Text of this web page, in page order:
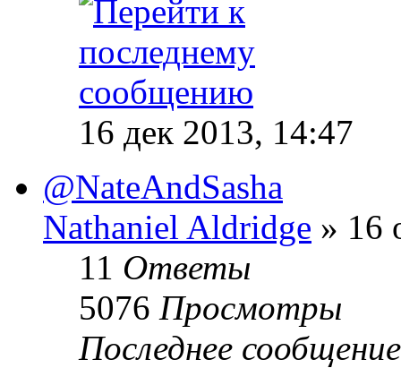
16 дек 2013, 14:47
@NateAndSasha
Nathaniel Aldridge » 16
11 Ответы
5076 Просмотры
Последнее